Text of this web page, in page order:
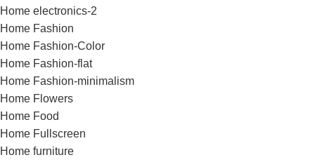
Home electronics-2
Home Fashion
Home Fashion-Color
Home Fashion-flat
Home Fashion-minimalism
Home Flowers
Home Food
Home Fullscreen
Home furniture